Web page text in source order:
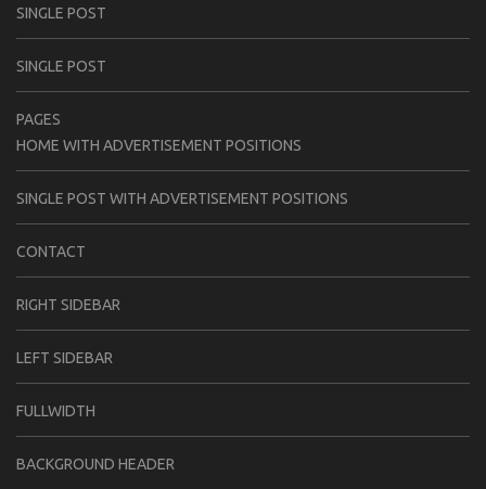
SINGLE POST
SINGLE POST
PAGES
HOME WITH ADVERTISEMENT POSITIONS
SINGLE POST WITH ADVERTISEMENT POSITIONS
CONTACT
RIGHT SIDEBAR
LEFT SIDEBAR
FULLWIDTH
BACKGROUND HEADER